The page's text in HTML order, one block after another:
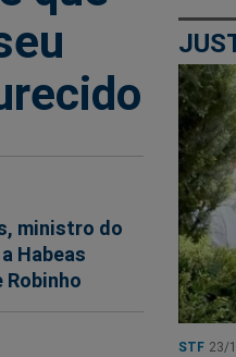
ministro do
Habeas
Robinho
STF 23/